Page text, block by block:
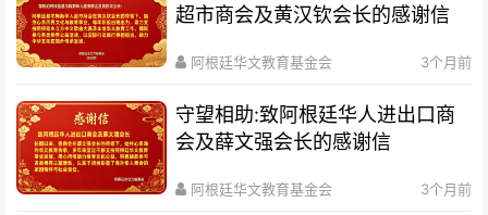
超市商会及黄汉钦会长的感谢信
阿根廷华文教育基金会 3个月前
守望相助:致阿根廷华人进出口商
会及薛文强会长的感谢信
阿根廷华文教育基金会 3个月前